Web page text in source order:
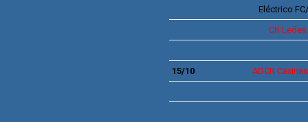
Eléctrico
CR
15/10 ADCR